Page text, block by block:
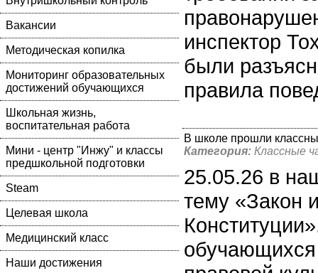
Вакансии
Методическая копилка
Мониторинг образовательных
достижений обучающихся
Школьная жизнь,
воспитательная работа
Мини - центр "Инжу" и классы
предшкольной подготовки
Steam
Целевая школа
Медицинский класс
Наши достижения
инспектор
были
правила
В школе прошли
Категория: Классные
25.05.26 в
тему «Закон